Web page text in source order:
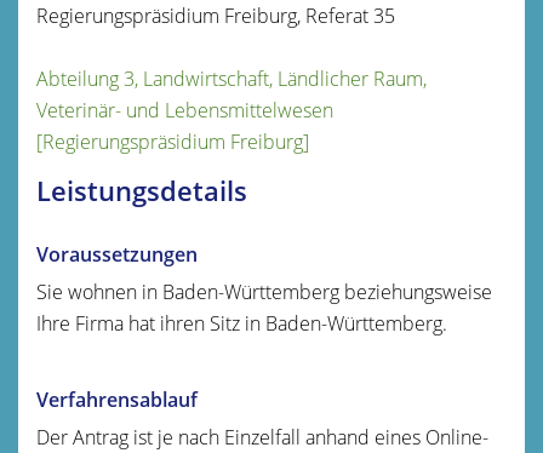
Regierungspräsidium Freiburg, Referat 35
Abteilung 3, Landwirtschaft, Ländlicher Raum,
Veterinär- und Lebensmittelwesen
[Regierungspräsidium Freiburg]
Leistungsdetails
Voraussetzungen
Sie wohnen in Baden-Württemberg beziehungsweise
Ihre Firma hat ihren Sitz in Baden-Württemberg.
Verfahrensablauf
Der Antrag ist je nach Einzelfall anhand eines Online-